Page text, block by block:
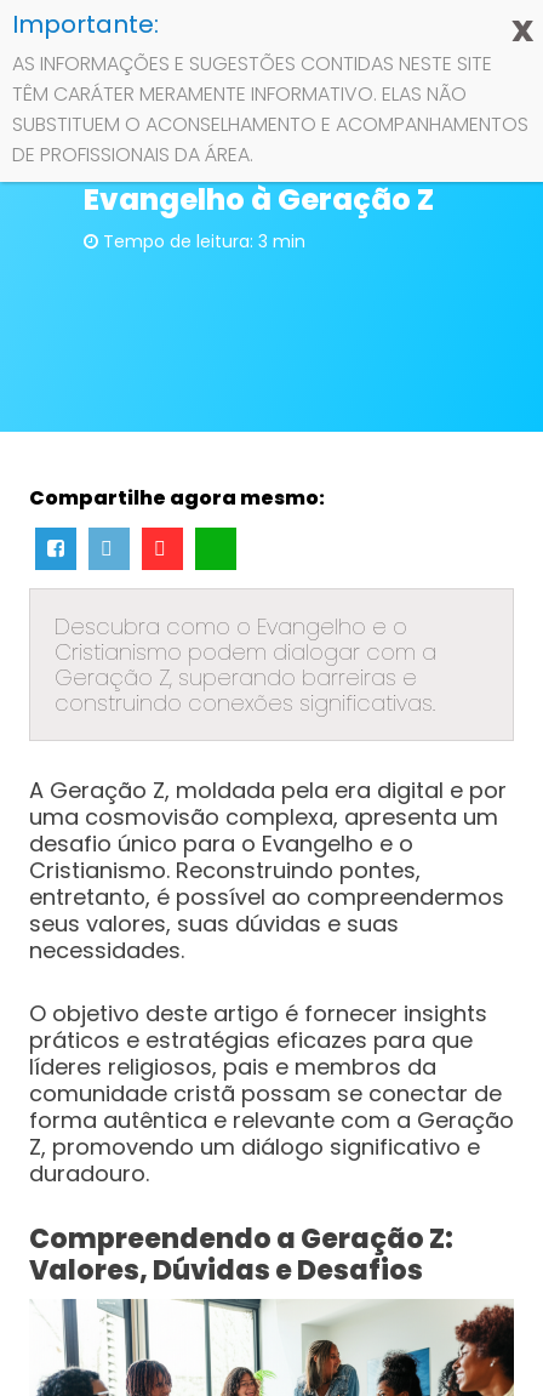
Contato
Sobre
Privacidade
Reconstruindo Pontes:
Conectando o
Evangelho à Geração Z
Tempo de leitura: 3 min
Compartilhe agora mesmo:
Descubra como o Evangelho e o
Cristianismo podem dialogar com a
Geração Z, superando barreiras e
construindo conexões significativas.
A Geração Z, moldada pela era digital e por
uma cosmovisão complexa, apresenta um
desafio único para o Evangelho e o
Cristianismo. Reconstruindo pontes,
entretanto, é possível ao compreendermos
seus valores, suas dúvidas e suas
necessidades.
O objetivo deste artigo é fornecer insights
práticos e estratégias eficazes para que
líderes religiosos, pais e membros da
comunidade cristã possam se conectar de
forma autêntica e relevante com a Geração
Z, promovendo um diálogo significativo e
duradouro.
Compreendendo a Geração Z:
Valores, Dúvidas e Desafios
AS INFORMAÇÕES E SUGESTÕES CONTIDAS NESTE SITE
TÊM CARÁTER MERAMENTE INFORMATIVO. ELAS NÃO
SUBSTITUEM O ACONSELHAMENTO E ACOMPANHAMENTOS
DE PROFISSIONAIS DA ÁREA.